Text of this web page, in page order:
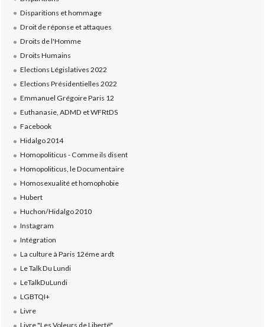
Disparitions et hommage
Droit de réponse et attaques
Droits de l'Homme
Droits Humains
Elections Législatives 2022
Elections Présidentielles 2022
Emmanuel Grégoire Paris 12
Euthanasie, ADMD et WFRtDS
Facebook
Hidalgo 2014
Homopoliticus - Comme ils disent
Homopoliticus, le Documentaire
Homosexualité et homophobie
Hubert
Huchon/Hidalgo 2010
Instagram
Intégration
La culture à Paris 12éme ardt
Le Talk Du Lundi
LeTalkDuLundi
LGBTQI+
Livre
Livre "Les Voleurs de Liberté"